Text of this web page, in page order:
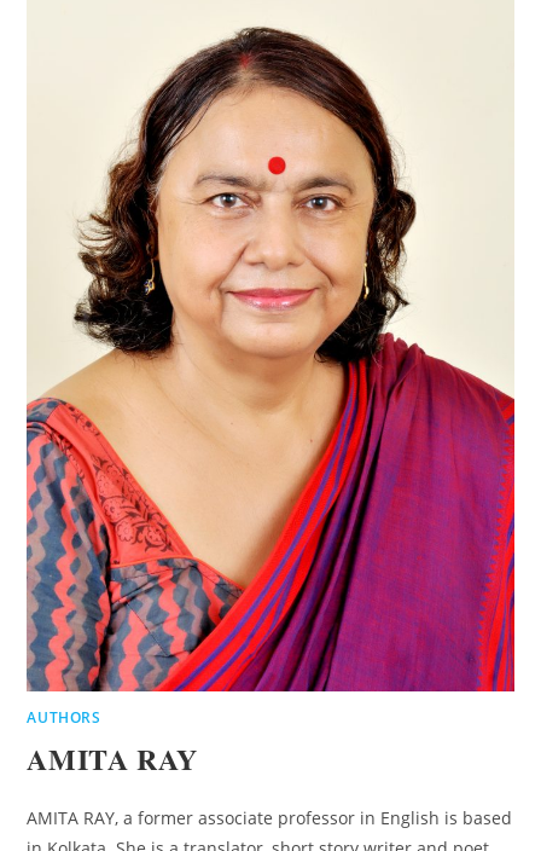
AUTHORS
AMITA RAY
AMITA RAY, a former associate professor in English is based